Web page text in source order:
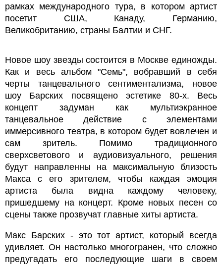
рамках международного тура, в котором артист
посетит США, Канаду, Германию,
Великобританию, страны Балтии и СНГ.
Новое шоу звезды состоится в Москве единожды.
Как и весь альбом "Семь", вобравший в себя
черты танцевального сентиментализма, новое
шоу Барских посвящено эстетике 80-х. Весь
концепт задуман как мультиэкранное
танцевальное действие с элементами
иммерсивного театра, в котором будет вовлечен и
сам зритель. Помимо традиционного
сверхсветового и аудиовизуального, решения
будут направленны на максимальную близость
Макса с его зрителем, чтобы каждая эмоция
артиста была видна каждому человеку,
пришедшему на концерт. Кроме новых песен со
сцены также прозвучат главные хиты артиста.
Макс Барских - это тот артист, который всегда
удивляет. Он настолько многогранен, что сложно
предугадать его последующие шаги в своем